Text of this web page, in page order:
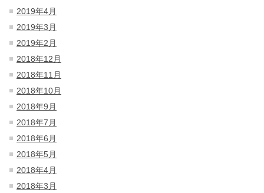
2019年4月
2019年3月
2019年2月
2018年12月
2018年11月
2018年10月
2018年9月
2018年7月
2018年6月
2018年5月
2018年4月
2018年3月